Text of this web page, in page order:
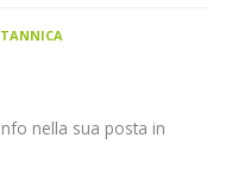
nella sua posta in